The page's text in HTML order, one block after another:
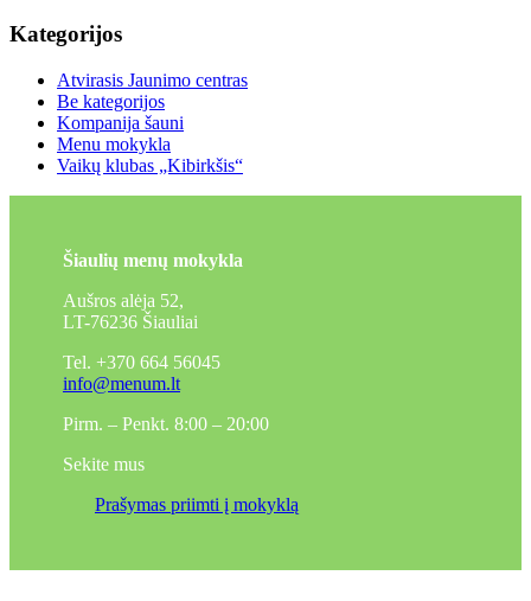
Kategorijos
Atvirasis Jaunimo centras
Be kategorijos
Kompanija šauni
Menu mokykla
Vaikų klubas „Kibirkšis“
Šiaulių menų mokykla
Aušros alėja 52,
LT-76236 Šiauliai
Tel. +370 664 56045
info@menum.lt
Pirm. – Penkt. 8:00 – 20:00
Sekite mus
Prašymas priimti į mokyklą